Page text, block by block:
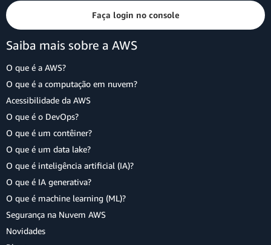
Faça login no console
Saiba mais sobre a AWS
O que é a AWS?
O que é a computação em nuvem?
Acessibilidade da AWS
O que é o DevOps?
O que é um contêiner?
O que é um data lake?
O que é inteligência artificial (IA)?
O que é IA generativa?
O que é machine learning (ML)?
Segurança na Nuvem AWS
Novidades